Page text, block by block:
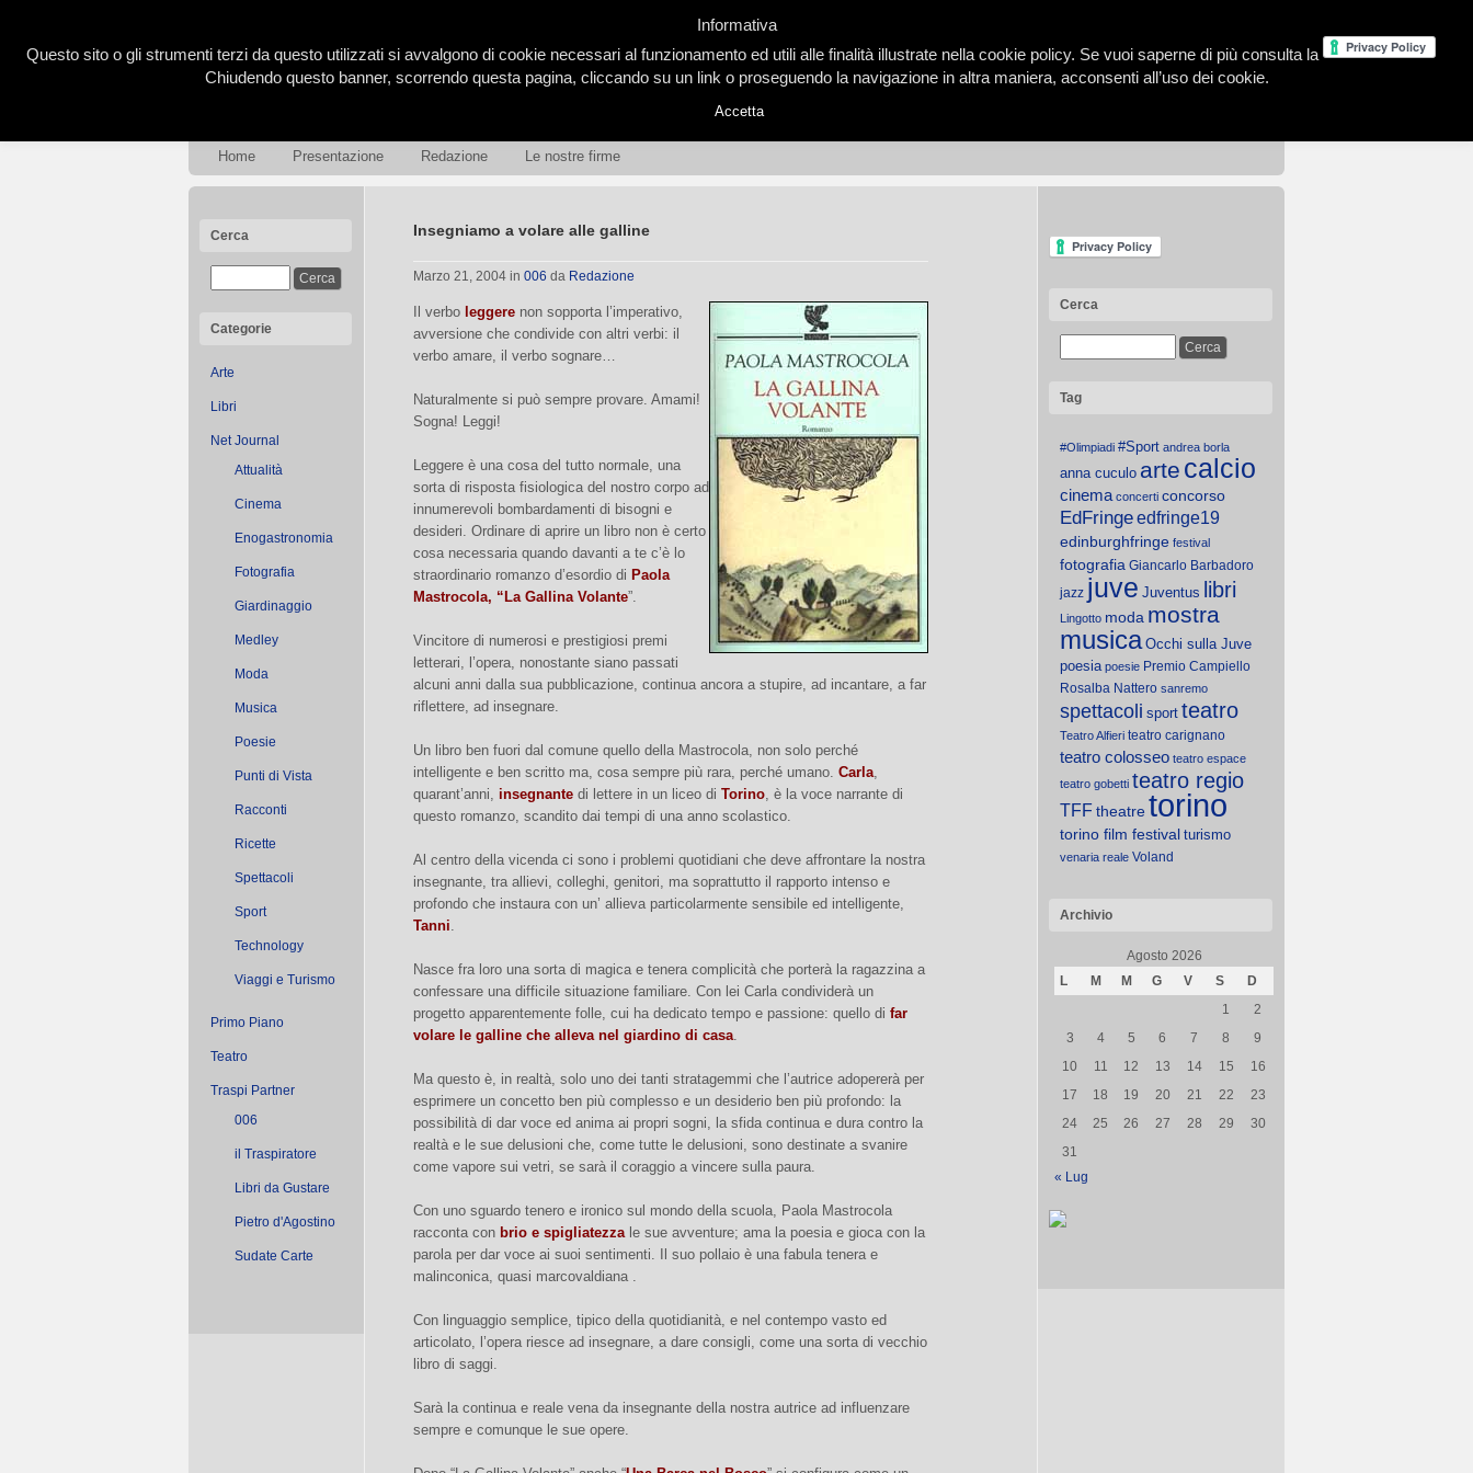
Home Presentazione Redazione Le nostre firme
Cerca
Categorie
Arte
Libri
Net Journal
Attualità
Cinema
Enogastronomia
Fotografia
Giardinaggio
Medley
Moda
Musica
Poesie
Punti di Vista
Racconti
Ricette
Spettacoli
Sport
Technology
Viaggi e Turismo
Primo Piano
Teatro
Traspi Partner
006
il Traspiratore
Libri da Gustare
Pietro d'Agostino
Sudate Carte
Insegniamo a volare alle galline
Marzo 21, 2004 in 006 da Redazione
Il verbo leggere non sopporta l’imperativo,
avversione che condivide con altri verbi: il
verbo amare, il verbo sognare…
Naturalmente si può sempre provare. Amami!
Sogna! Leggi!
Leggere è una cosa del tutto normale, una
sorta di risposta fisiologica del nostro corpo ad
innumerevoli bombardamenti di bisogni e
desideri. Ordinare di aprire un libro non è certo
cosa necessaria quando davanti a te c’è lo
straordinario romanzo d’esordio di Paola
Mastrocola, “La Gallina Volante”.
Vincitore di numerosi e prestigiosi premi
letterari, l’opera, nonostante siano passati
alcuni anni dalla sua pubblicazione, continua ancora a stupire, ad incantare, a far
riflettere, ad insegnare.
Un libro ben fuori dal comune quello della Mastrocola, non solo perché
intelligente e ben scritto ma, cosa sempre più rara, perché umano. Carla,
quarant’anni, insegnante di lettere in un liceo di Torino, è la voce narrante di
questo romanzo, scandito dai tempi di una anno scolastico.
Al centro della vicenda ci sono i problemi quotidiani che deve affrontare la nostra
insegnante, tra allievi, colleghi, genitori, ma soprattutto il rapporto intenso e
profondo che instaura con un’ allieva particolarmente sensibile ed intelligente,
Tanni.
Nasce fra loro una sorta di magica e tenera complicità che porterà la ragazzina a
confessare una difficile situazione familiare. Con lei Carla condividerà un
progetto apparentemente folle, cui ha dedicato tempo e passione: quello di far
volare le galline che alleva nel giardino di casa.
Ma questo è, in realtà, solo uno dei tanti stratagemmi che l’autrice adopererà per
esprimere un concetto ben più complesso e un desiderio ben più profondo: la
possibilità di dar voce ed anima ai propri sogni, la sfida continua e dura contro la
realtà e le sue delusioni che, come tutte le delusioni, sono destinate a svanire
come vapore sui vetri, se sarà il coraggio a vincere sulla paura.
Con uno sguardo tenero e ironico sul mondo della scuola, Paola Mastrocola
racconta con brio e spigliatezzale sue avventure; ama la poesia e gioca con la
parola per dar voce ai suoi sentimenti. Il suo pollaio è una fabula tenera e
malinconica, quasi marcovaldiana .
Con linguaggio semplice, tipico della quotidianità, e nel contempo vasto ed
articolato, l’opera riesce ad insegnare, a dare consigli, come una sorta di vecchio
libro di saggi.
Sarà la continua e reale vena da insegnante della nostra autrice ad influenzare
sempre e comunque le sue opere.
Cerca
Tag
#Olimpiadi #Sport andrea borla
anna cuculo arte calcio
cinema concerti concorso
EdFringeedfringe19
edinburghfringe festival
fotografia Giancarlo Barbadoro
jazz juve Juventus libri
Lingotto moda mostra
musica Occhi sulla Juve
poesia poesie Premio Campiello
Rosalba Nattero sanremo
spettacoli sport teatro
Teatro Alfieri teatro carignano
teatro colosseo teatro espace
teatro gobetti teatro regio
TFFtheatretorino
torino film festival turismo
venaria reale Voland
Archivio
Agosto 2026
L
M M G V S
D
1
2
3
4 5 6 7 8
9
10
11 12 13 14 15
16
17
18 19 20 21 22
23
24
25 26 27 28 29
30
31
« Lug
Informativa
Questo sito o gli strumenti terzi da questo utilizzati si avvalgono di cookie necessari al funzionamento ed utili alle finalità illustrate nella cookie policy. Se vuoi saperne di più consulta la
Chiudendo questo banner, scorrendo questa pagina, cliccando su un link o proseguendo la navigazione in altra maniera, acconsenti all’uso dei cookie.
Accetta